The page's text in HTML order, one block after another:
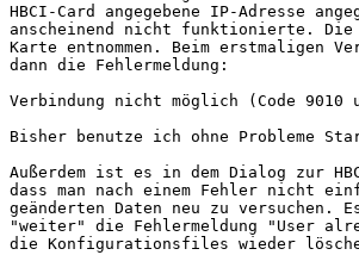
HBCI-Card angegebene IP-Adresse
anscheinend nicht funktionierte.
Karte entnommen. Beim erstmaligen
dann die Fehlermeldung:
Verbindung nicht möglich (Code 9010
Bisher benutze ich ohne Probleme
Außerdem ist es in dem Dialog zur
dass man nach einem Fehler nicht
geänderten Daten neu zu versuchen.
"weiter" die Fehlermeldung "User
die Konfigurationsfiles wieder